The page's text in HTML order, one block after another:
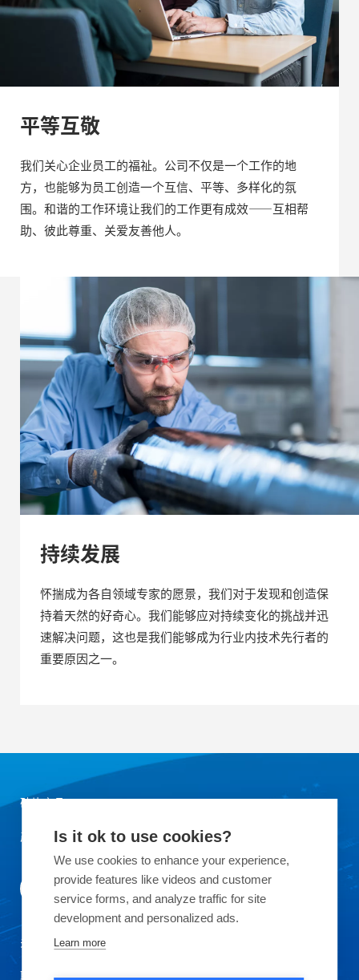
平等互敬
我们关心企业员工的福祉。公司不仅是一个工作的地
方，也能够为员工创造一个互信、平等、多样化的氛
围。和谐的工作环境让我们的工作更有成效——互相帮
助、彼此尊重、关爱友善他人。
持续发展
怀揣成为各自领域专家的愿景，我们对于发现和创造保
持着天然的好奇心。我们能够应对持续变化的挑战并迅
速解决问题，这也是我们能够成为行业内技术先行者的
重要原因之一。
硅片产品
产品应用领域
关于OKMETIC
联系我们
Is it ok to use cookies?
We use cookies to enhance your experience,
provide features like videos and customer
service forms, and analyze traffic for site
development and personalized ads.
Learn more